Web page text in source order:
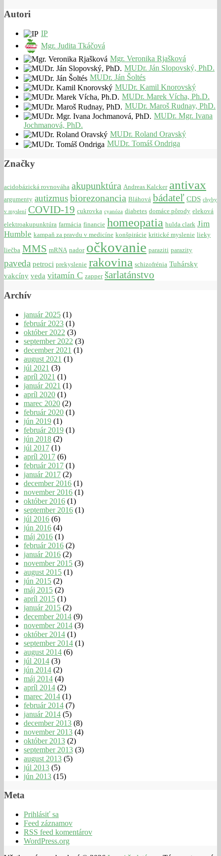
Autori
IP
Mgr. Judita Tkáčová
Mgr. Veronika Rjašková
MUDr. Ján Slopovský, PhD.
MUDr. Ján Šoltés
MUDr. Kamil Knorovský
MUDr. Marek Vícha, Ph.D.
MUDr. Maroš Rudnay, PhD.
MUDr. Mgr. Ivana
Jochmanová, PhD.
MUDr. Roland Oravský
MUDr. Tomáš Ondriga
Značky
acidobázická rovnováha akupunktúra Andreas Kalcker antivax
argumenty autizmusbiorezonancia Bláhová bádateľ CDS chyby
v myslení COVID-19 cukrovka cyanóza diabetes domáce pôrody eleková
elektroakupunktúra farmácia financie homeopatia hulda clark Jim
Humble kampaň za pravdu v medicíne konšpirácie kritické myslenie lieky
liečba MMS mRNA nador očkovanie paraziti parazity
paveda petroci prekyslenie rakovina schizofrénia Tuhársky
vakcíny veda vitamín C zapper šarlatánstvo
Archív
január 2025 (1)
február 2023 (1)
október 2022 (3)
september 2022 (3)
december 2021 (1)
august 2021 (1)
júl 2021 (3)
apríl 2021 (1)
január 2021 (1)
apríl 2020 (1)
marec 2020 (2)
február 2020 (1)
jún 2019 (1)
február 2019 (1)
jún 2018 (2)
júl 2017 (1)
apríl 2017 (6)
február 2017 (1)
január 2017 (2)
december 2016 (1)
november 2016 (1)
október 2016 (1)
september 2016 (1)
júl 2016 (6)
jún 2016 (4)
máj 2016 (1)
február 2016 (2)
január 2016 (2)
november 2015 (3)
august 2015 (1)
jún 2015 (2)
máj 2015 (2)
apríl 2015 (1)
január 2015 (2)
december 2014 (9)
november 2014 (3)
október 2014 (1)
september 2014 (1)
august 2014 (6)
júl 2014 (3)
jún 2014 (2)
máj 2014 (4)
apríl 2014 (2)
marec 2014 (1)
február 2014 (7)
január 2014 (5)
december 2013 (8)
november 2013 (4)
október 2013 (2)
september 2013 (3)
august 2013 (5)
júl 2013 (5)
jún 2013 (15)
Meta
Prihlásiť sa
Feed záznamov
RSS feed komentárov
WordPress.org